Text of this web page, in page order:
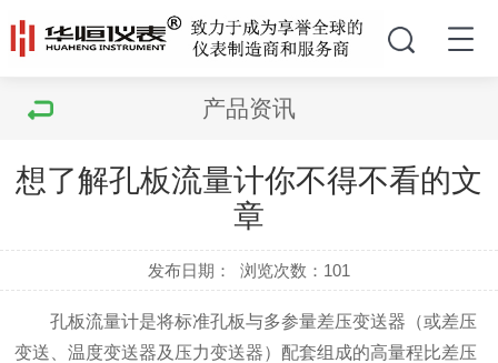
产品资讯
想了解孔板流量计你不得不看的文
章
发布日期： 浏览次数： 101
孔板流量计是将标准孔板与多参量差压变送器（或差压
变送、温度变送器及压力变送器）配套组成的高量程比差压